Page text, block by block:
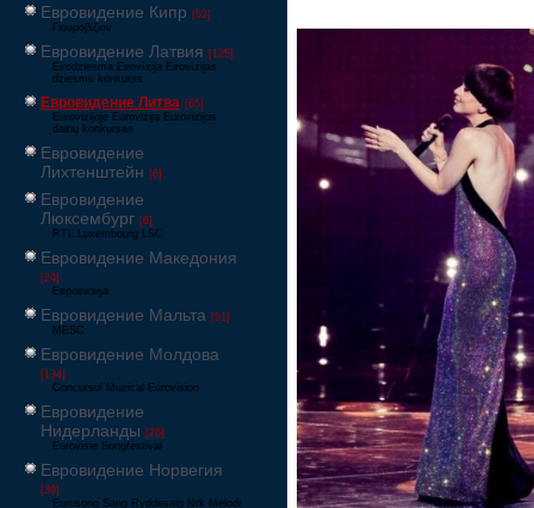
Евровидение Кипр [52]
Γιουροβίζιον
Евровидение Латвия [125]
Eirodziesma Eirovīzija Eirovīzijas
dziesmu konkurss
Евровидение Литва [65]
Eurovizijoje Eurovizija Eurovizijos
dainų konkursas
Евровидение
Лихтенштейн [6]
Евровидение
Люксембург [6]
RTL Luxembourg LSC
Евровидение Македония
[24]
Евровизија
Евровидение Мальта [51]
MESC
Евровидение Молдова
[134]
Concursul Muzical Eurovision
Евровидение
Нидерланды [26]
Eurovisie Songfestival
Евровидение Норвегия
[39]
Eurosong Sang Ryddesalg Nrk Melodi